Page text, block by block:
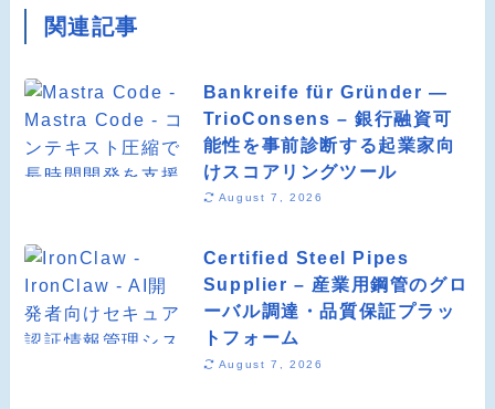
関連記事
Bankreife für Gründer —
TrioConsens – 銀行融資可
能性を事前診断する起業家向
けスコアリングツール
August 7, 2026
Certified Steel Pipes
Supplier – 産業用鋼管のグロ
ーバル調達・品質保証プラッ
トフォーム
August 7, 2026